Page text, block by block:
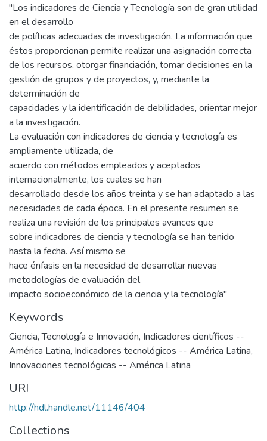
"Los indicadores de Ciencia y Tecnología son de gran utilidad
en el desarrollo
de políticas adecuadas de investigación. La información que
éstos proporcionan permite realizar una asignación correcta
de los recursos, otorgar financiación, tomar decisiones en la
gestión de grupos y de proyectos, y, mediante la
determinación de
capacidades y la identificación de debilidades, orientar mejor
a la investigación.
La evaluación con indicadores de ciencia y tecnología es
ampliamente utilizada, de
acuerdo con métodos empleados y aceptados
internacionalmente, los cuales se han
desarrollado desde los años treinta y se han adaptado a las
necesidades de cada época. En el presente resumen se
realiza una revisión de los principales avances que
sobre indicadores de ciencia y tecnología se han tenido
hasta la fecha. Así mismo se
hace énfasis en la necesidad de desarrollar nuevas
metodologías de evaluación del
impacto socioeconómico de la ciencia y la tecnología"
Keywords
Ciencia, Tecnología e Innovación, Indicadores científicos --
América Latina, Indicadores tecnológicos -- América Latina,
Innovaciones tecnológicas -- América Latina
URI
http://hdl.handle.net/11146/404
Collections